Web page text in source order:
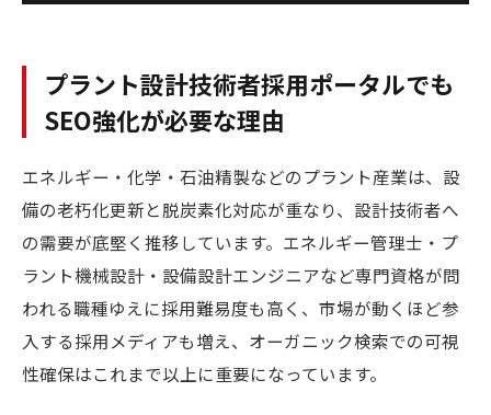
プラント設計技術者採用ポータルでも
SEO強化が必要な理由
エネルギー・化学・石油精製などのプラント産業は、設
備の老朽化更新と脱炭素化対応が重なり、設計技術者へ
の需要が底堅く推移しています。エネルギー管理士・プ
ラント機械設計・設備設計エンジニアなど専門資格が問
われる職種ゆえに採用難易度も高く、市場が動くほど参
入する採用メディアも増え、オーガニック検索での可視
性確保はこれまで以上に重要になっています。